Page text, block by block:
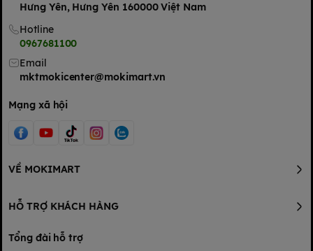
Hưng Yên, Hưng Yên 160000 Việt Nam
Hotline
0967681100
Email
mktmokicenter@mokimart.vn
Mạng xã hội
VỀ MOKIMART
HỖ TRỢ KHÁCH HÀNG
Tổng đài hỗ trợ